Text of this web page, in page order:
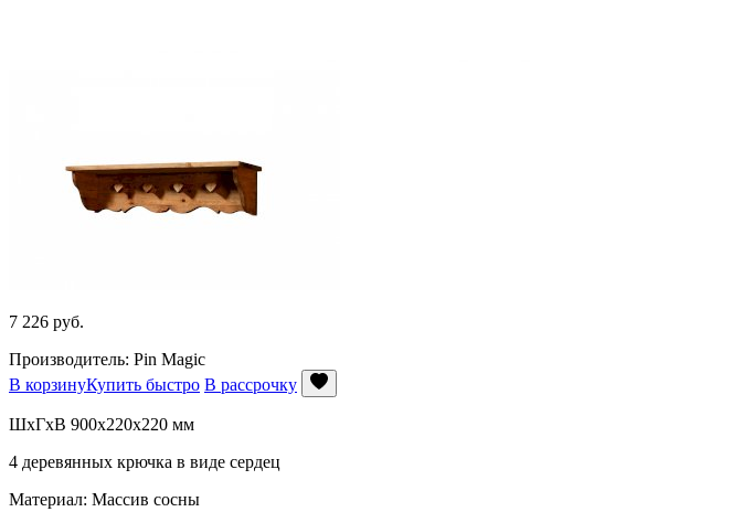
7 226 руб.
Производитель: Pin Magic
В корзинуКупить быстро В рассрочку
ШхГхВ 900x220x220 мм
4 деревянных крючка в виде сердец
Материал: Массив сосны